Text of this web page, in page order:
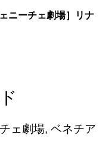
ニーチェ劇場］リナ
ェ劇場, ベネチア